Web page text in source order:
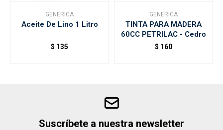
GENERICA
Aceite De Lino 1 Litro
$ 135
GENERICA
TINTA PARA MADERA
60CC PETRILAC - Cedro
$ 160
Suscríbete a nuestra newsletter